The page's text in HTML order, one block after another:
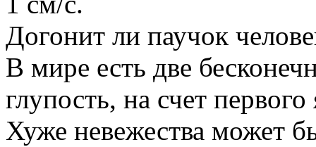
Догонит ли паучок
В мире есть две
глупость, на счет
Хуже невежества может